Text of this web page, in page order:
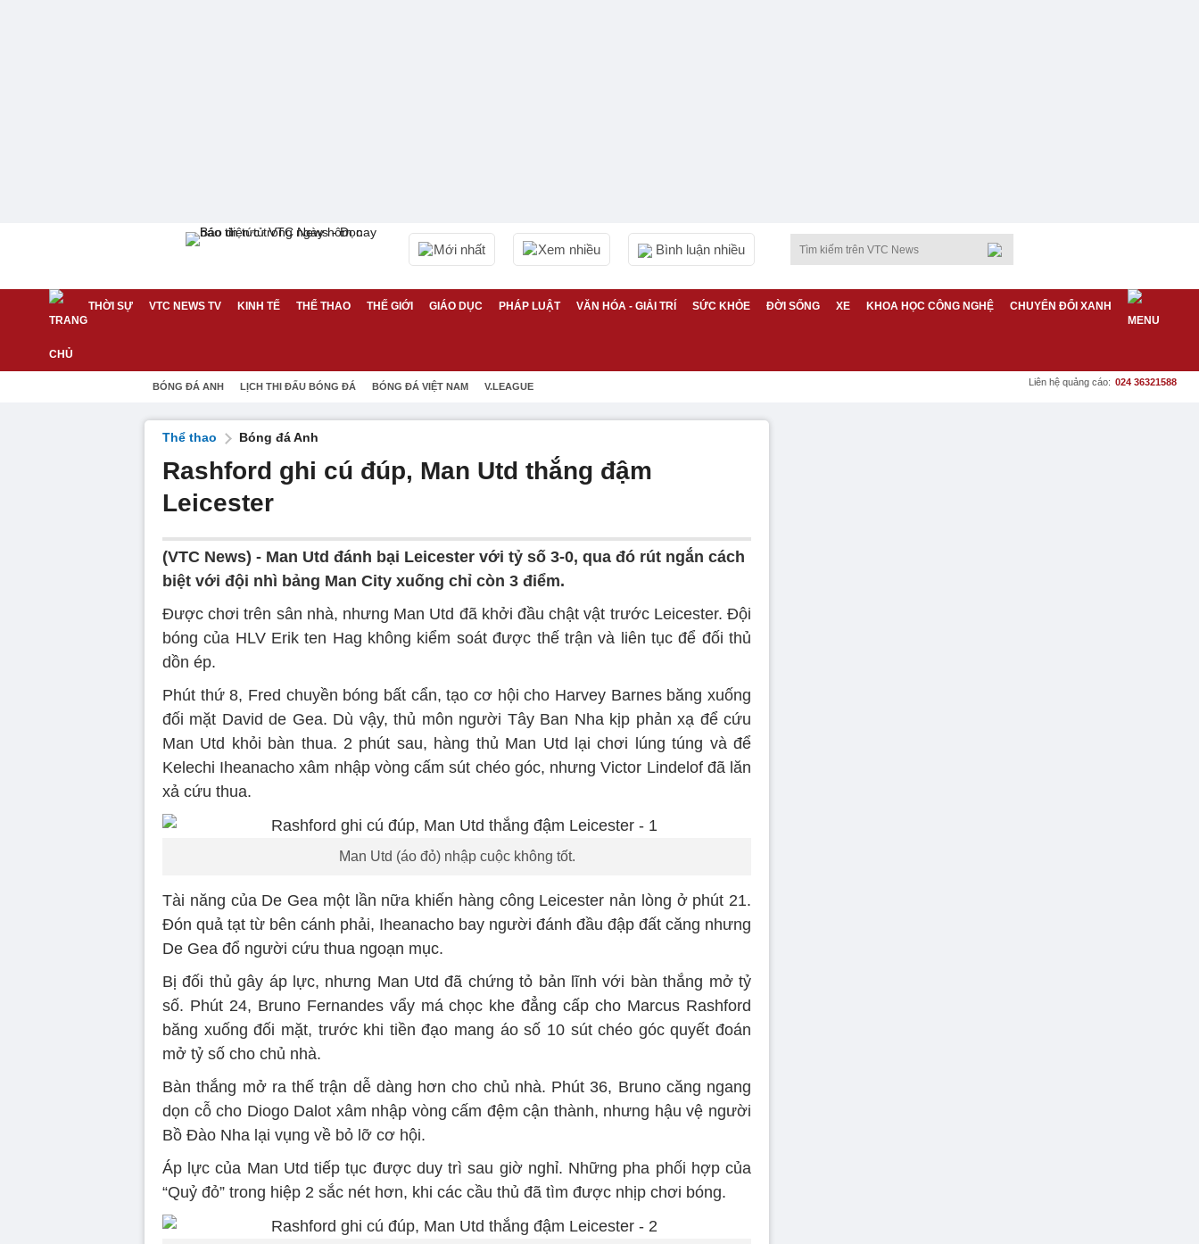
Mới nhất Xem nhiều Bình luận nhiều
THỜI SỰ VTC NEWS TV KINH TẾ THỂ THAO THẾ GIỚI GIÁO DỤC PHÁP LUẬT VĂN HÓA - GIẢI TRÍ SỨC KHỎE ĐỜI SỐNG XE KHOA HỌC CÔNG NGHỆ CHUYỂN ĐỔI XANH
BÓNG ĐÁ ANH LỊCH THI ĐẤU BÓNG ĐÁ BÓNG ĐÁ VIỆT NAM V.LEAGUE Liên hệ quảng cáo: 024 36321588
Thể thao Bóng đá Anh
Rashford ghi cú đúp, Man Utd thắng đậm
Leicester
(VTC News) - Man Utd đánh bại Leicester với tỷ số 3-0, qua đó rút ngắn cách
biệt với đội nhì bảng Man City xuống chỉ còn 3 điểm.
Được chơi trên sân nhà, nhưng Man Utd đã khởi đầu chật vật trước Leicester. Đội
bóng của HLV Erik ten Hag không kiểm soát được thế trận và liên tục để đối thủ
dồn ép.
Phút thứ 8, Fred chuyền bóng bất cẩn, tạo cơ hội cho Harvey Barnes băng xuống
đối mặt David de Gea. Dù vậy, thủ môn người Tây Ban Nha kịp phản xạ để cứu
Man Utd khỏi bàn thua. 2 phút sau, hàng thủ Man Utd lại chơi lúng túng và để
Kelechi Iheanacho xâm nhập vòng cấm sút chéo góc, nhưng Victor Lindelof đã lăn
xả cứu thua.
Man Utd (áo đỏ) nhập cuộc không tốt.
Tài năng của De Gea một lần nữa khiến hàng công Leicester nản lòng ở phút 21.
Đón quả tạt từ bên cánh phải, Iheanacho bay người đánh đầu đập đất căng nhưng
De Gea đổ người cứu thua ngoạn mục.
Bị đối thủ gây áp lực, nhưng Man Utd đã chứng tỏ bản lĩnh với bàn thắng mở tỷ
số. Phút 24, Bruno Fernandes vẩy má chọc khe đẳng cấp cho Marcus Rashford
băng xuống đối mặt, trước khi tiền đạo mang áo số 10 sút chéo góc quyết đoán
mở tỷ số cho chủ nhà.
Bàn thắng mở ra thế trận dễ dàng hơn cho chủ nhà. Phút 36, Bruno căng ngang
dọn cỗ cho Diogo Dalot xâm nhập vòng cấm đệm cận thành, nhưng hậu vệ người
Bồ Đào Nha lại vụng về bỏ lỡ cơ hội.
Áp lực của Man Utd tiếp tục được duy trì sau giờ nghỉ. Những pha phối hợp của
“Quỷ đỏ” trong hiệp 2 sắc nét hơn, khi các cầu thủ đã tìm được nhịp chơi bóng.